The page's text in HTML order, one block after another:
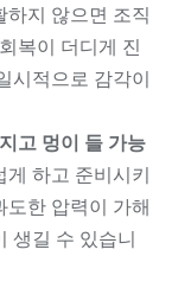
하지 않으면 조직
복이 더디게 진
시적으로 감각이
고 멍이 들 가능
하고 준비시키
한 압력이 가해
생길 수 있습니